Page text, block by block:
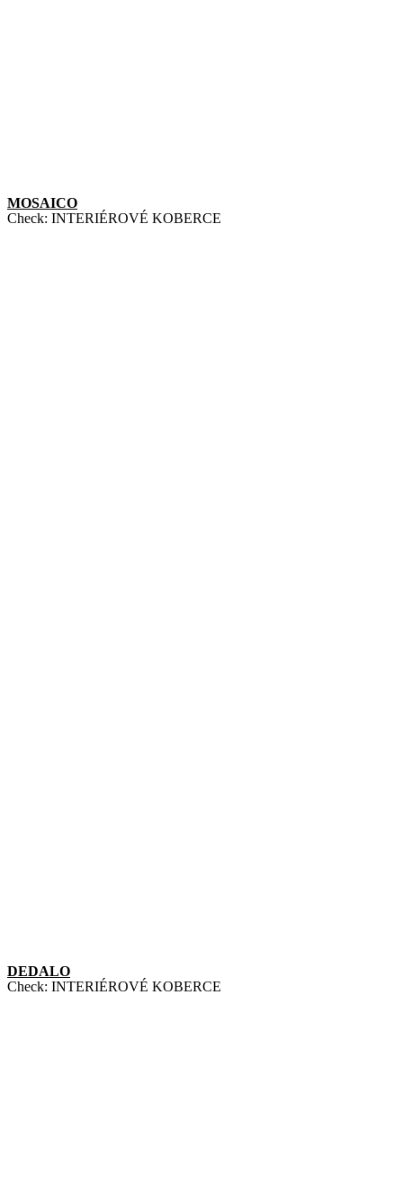
MOSAICO
Check: INTERIÉROVÉ KOBERCE
DEDALO
Check: INTERIÉROVÉ KOBERCE